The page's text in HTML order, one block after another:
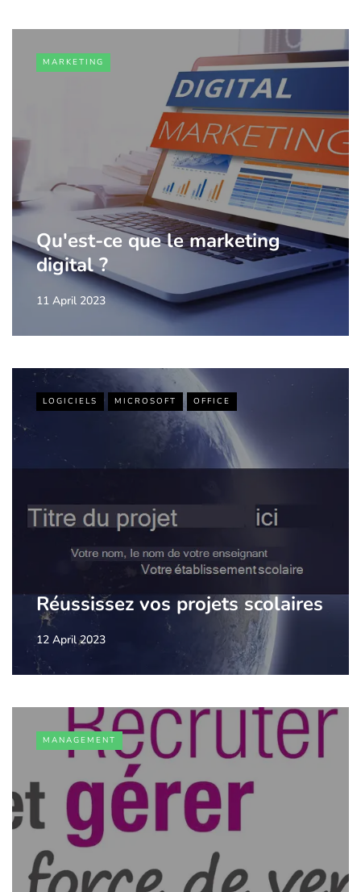
MARKETING
Qu'est-ce que le marketing
digital ?
11 April 2023
LOGICIELS MICROSOFT OFFICE
Réussissez vos projets scolaires
12 April 2023
MANAGEMENT